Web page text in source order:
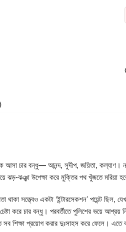
আসা চার বন্ধু— আনন্দ, সুদীপ, জয়িতা, কল্যাণ।
ঝঞ্ঝা উপেক্ষা করে মুক্তির পথ খুঁজতে মরিয়া
থাকা সত্ত্বেও একটা ‘ইন্টারসেকশন’ পয়েন্ট
করে চার বন্ধু। পরবর্তীতে পুলিশের ভয়ে
সব শিক্ষা প্রয়োগ করার দুঃসাহস করে ফেলে।